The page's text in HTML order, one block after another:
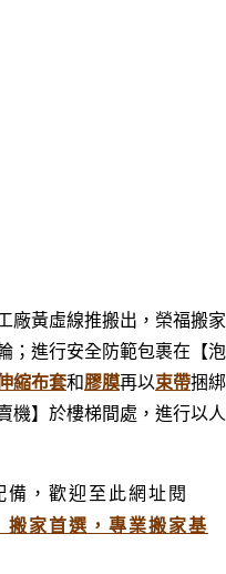
廠黃虛線推搬出，榮福搬家
；進行安全防範包裹在 【泡
縮布套和膠膜再以束帶捆綁
機】 於樓梯間處，進行以人
， 歡迎至此網址閱
搬家首選，專業搬家基